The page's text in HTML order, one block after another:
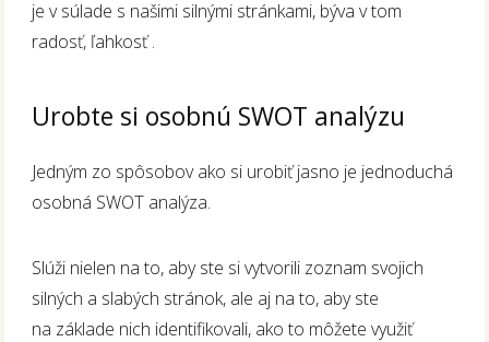
je v súlade s našimi silnými stránkami, býva v tom
radosť, ľahkosť .
Urobte si osobnú SWOT analýzu
Jedným zo spôsobov ako si urobiť jasno je jednoduchá
osobná SWOT analýza.
Slúži nielen na to, aby ste si vytvorili zoznam svojich
silných a slabých stránok, ale aj na to, aby ste
na základe nich identifikovali, ako to môžete využiť